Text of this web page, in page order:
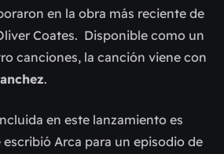
en la obra más reciente de
Coates. Disponible como un
canciones, la canción viene con
.
en este lanzamiento es
Arca para un episodio de